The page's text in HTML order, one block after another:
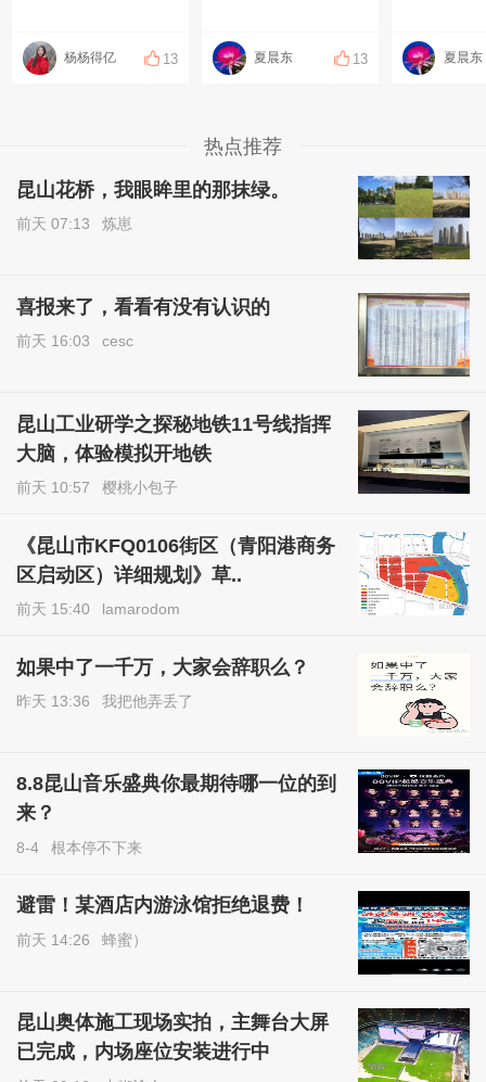
杨杨得亿 13 夏晨东 13 夏晨东
热点推荐
昆山花桥，我眼眸里的那抹绿。
前天 07:13 炼崽
喜报来了，看看有没有认识的
前天 16:03 cesc
昆山工业研学之探秘地铁11号线指挥
大脑，体验模拟开地铁
前天 10:57 樱桃小包子
《昆山市KFQ0106街区（青阳港商务
区启动区）详细规划》草..
前天 15:40 lamarodom
如果中了一千万，大家会辞职么？
昨天 13:36 我把他弄丢了
8.8昆山音乐盛典你最期待哪一位的到
来？
8-4 根本停不下来
避雷！某酒店内游泳馆拒绝退费！
前天 14:26 蜂蜜）
昆山奥体施工现场实拍，主舞台大屏
已完成，内场座位安装进行中